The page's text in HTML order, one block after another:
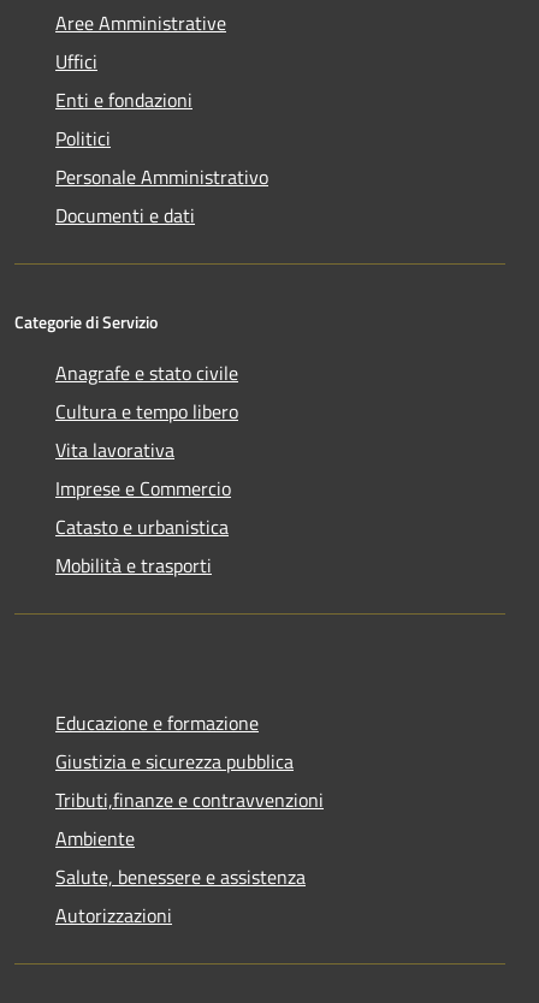
Aree Amministrative
Uffici
Enti e fondazioni
Politici
Personale Amministrativo
Documenti e dati
Categorie di Servizio
Anagrafe e stato civile
Cultura e tempo libero
Vita lavorativa
Imprese e Commercio
Catasto e urbanistica
Mobilità e trasporti
Educazione e formazione
Giustizia e sicurezza pubblica
Tributi,finanze e contravvenzioni
Ambiente
Salute, benessere e assistenza
Autorizzazioni